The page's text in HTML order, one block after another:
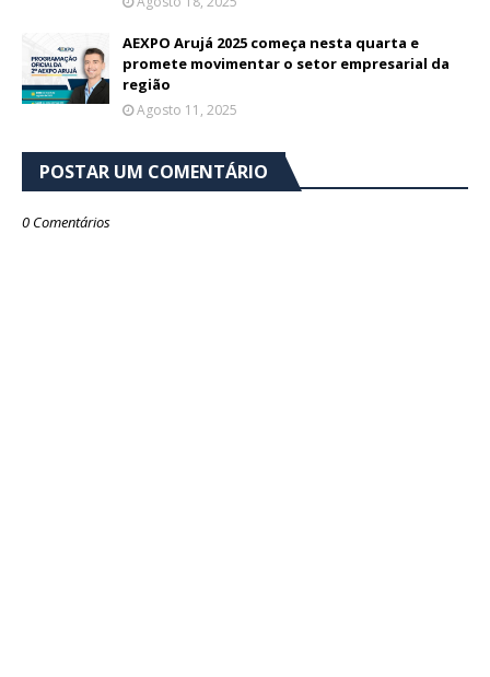
AEXPO Arujá 2025 começa nesta quarta e
promete movimentar o setor empresarial da
região
Agosto 11, 2025
POSTAR UM COMENTÁRIO
0 Comentários